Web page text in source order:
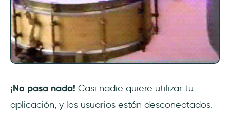
Crear experiencias a medida para la
personalización
Aprovechar los datos de los usuarios para
mejorar la orientación
con un onboarding eficaz
¡No pasa nada! Casi nadie quiere utilizar tu
aplicación, y los usuarios están desconectados.